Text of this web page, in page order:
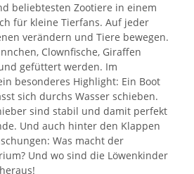
beliebtesten Zootiere in einem
für kleine Tierfans. Auf jeder
verändern und Tiere bewegen.
Clownfische, Giraffen
gefüttert werden. Im
besonderes Highlight: Ein Boot
sich durchs Wasser schieben.
sind stabil und damit perfekt
Und auch hinter den Klappen
Was macht der
Und wo sind die Löwenkinder